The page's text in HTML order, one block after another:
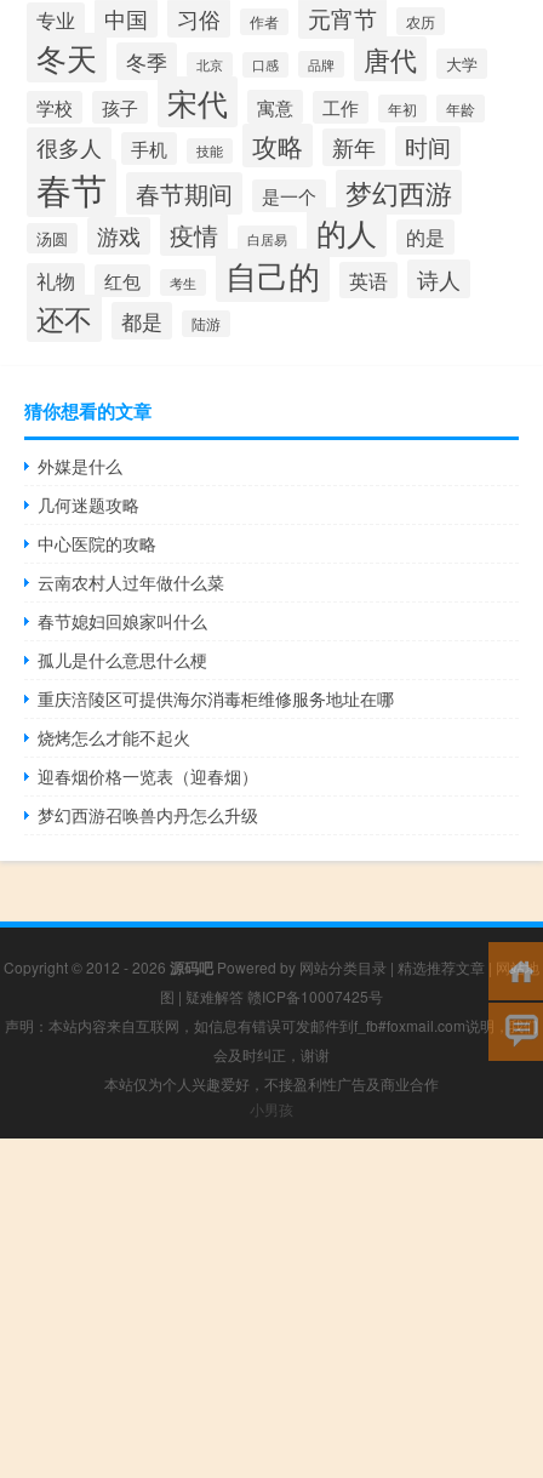
专业 中国 习俗 作者 元宵节 农历
冬天 冬季 北京 口感 品牌 唐代 大学
学校 孩子 宋代 寓意 工作 年初 年龄
很多人 手机 技能 攻略 新年 时间
春节 春节期间 是一个 梦幻西游
汤圆 游戏 疫情 白居易 的人
的是
礼物
红包 考生 自己的 英语 诗人
还不 都是 陆游
猜你想看的文章
外媒是什么
几何迷题攻略
中心医院的攻略
云南农村人过年做什么菜
春节媳妇回娘家叫什么
孤儿是什么意思什么梗
重庆涪陵区可提供海尔消毒柜维修服务地址在哪
烧烤怎么才能不起火
迎春烟价格一览表（迎春烟）
梦幻西游召唤兽内丹怎么升级
Copyright © 2012 - 2026 源码吧 Powered by 网站分类目录 | 精选推荐文章 | 网站地
图 | 疑难解答 赣ICP备10007425号
声明：本站内容来自互联网，如信息有错误可发邮件到f_fb#foxmail.com说明，我们
会及时纠正，谢谢
本站仅为个人兴趣爱好，不接盈利性广告及商业合作
小男孩